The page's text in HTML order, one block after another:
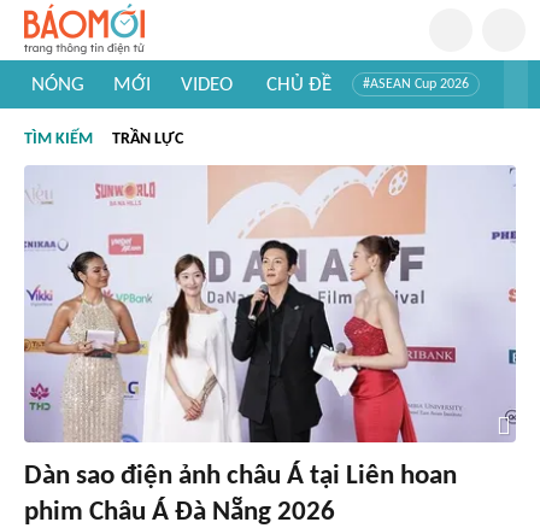
NÓNG MỚI VIDEO CHỦ ĐỀ #ASEAN Cup 2026
#Khám phá thế giới
TÌM KIẾM TRẦN LỰC
Dàn sao điện ảnh châu Á tại Liên hoan
phim Châu Á Đà Nẵng 2026